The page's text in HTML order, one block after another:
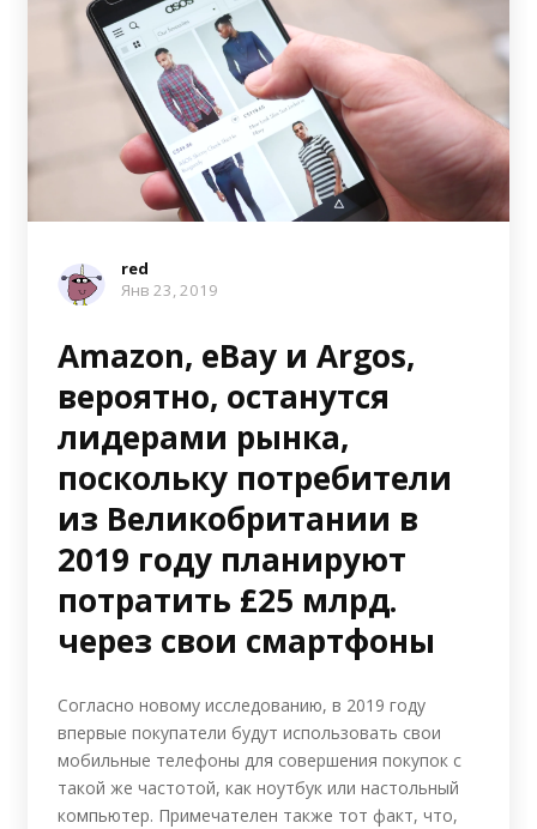
red
Янв 23, 2019
Amazon, eBay и Argos,
вероятно, останутся
лидерами рынка,
поскольку потребители
из Великобритании в
2019 году планируют
потратить £25 млрд.
через свои смартфоны
Согласно новому исследованию, в 2019 году
впервые покупатели будут использовать свои
мобильные телефоны для совершения покупок с
такой же частотой, как ноутбук или настольный
компьютер. Примечателен также тот факт, что,